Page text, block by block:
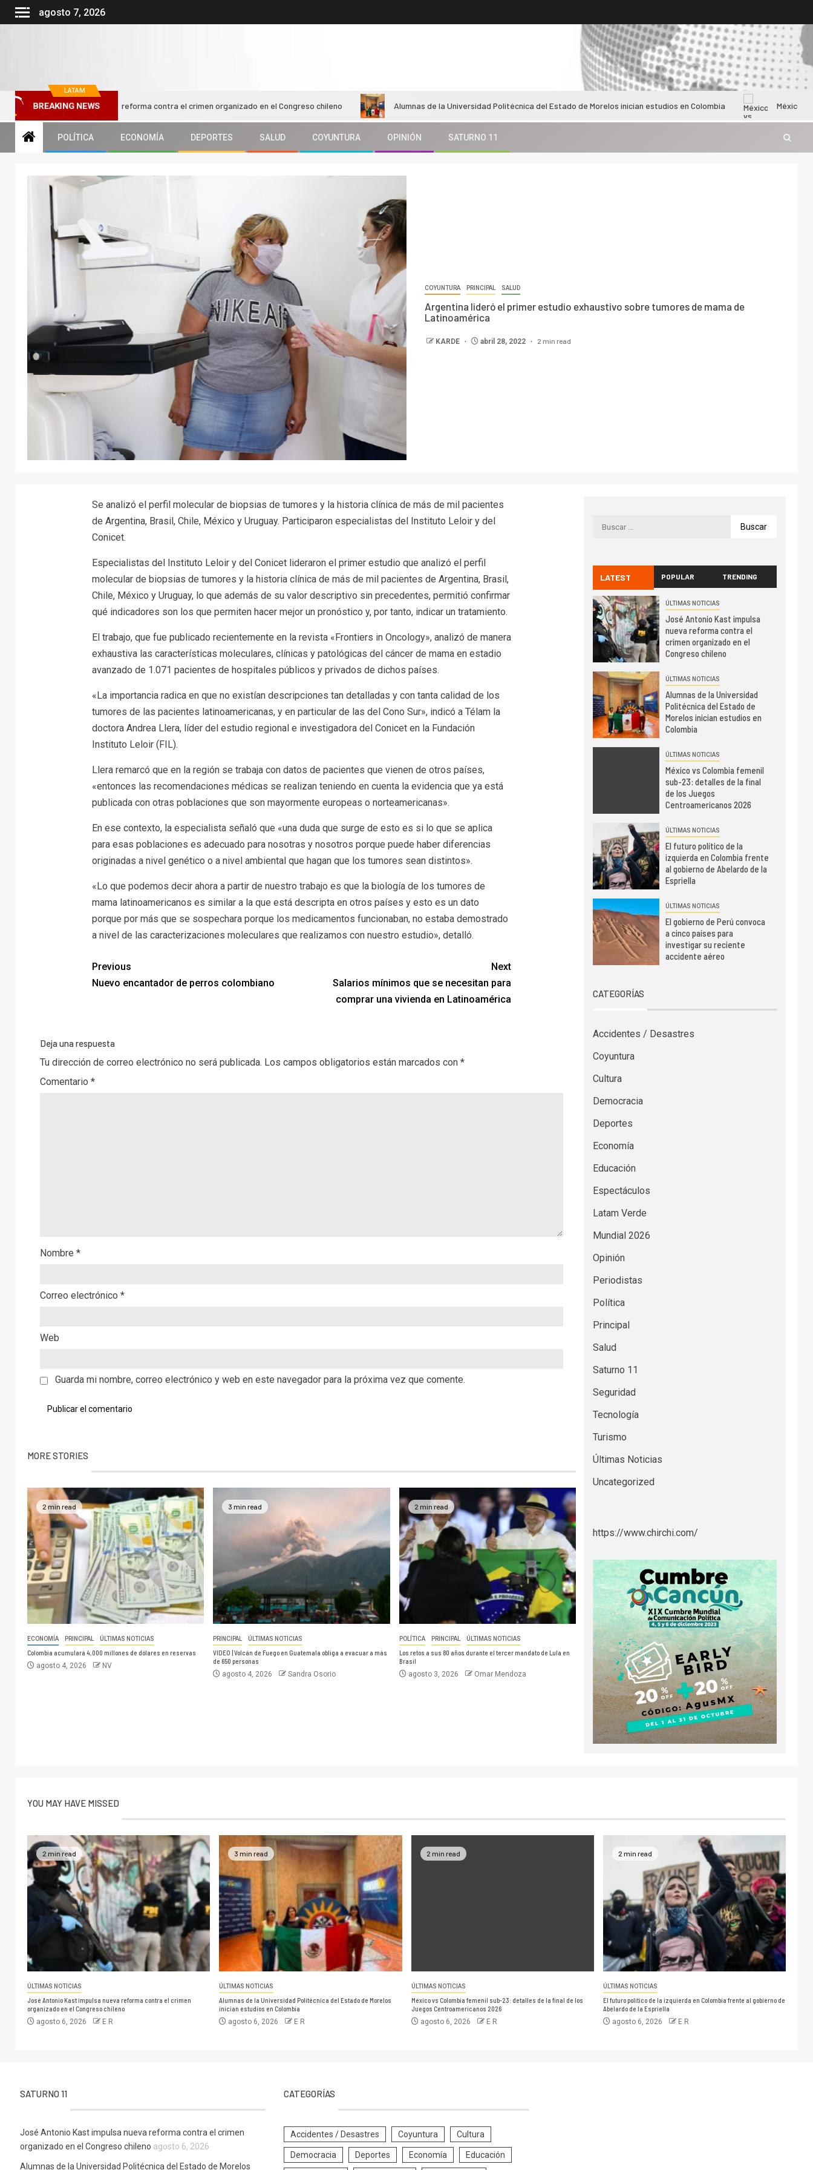
agosto 7, 2026
LATAM
BREAKING NEWS
Kast impulsa nueva reforma contra el crimen organizado en el Congreso chileno Alumnas de la Universidad Politécnica del Estado de Morelos inician estudios en Colombia México vs
POLÍTICA ECONOMÍA DEPORTES SALUD COYUNTURA OPINIÓN SATURNO 11
COYUNTURA PRINCIPAL SALUD
Argentina lideró el primer estudio exhaustivo sobre tumores de mama de
Latinoamérica
KARDE abril 28, 2022 2 min read
Se analizó el perfil molecular de biopsias de tumores y la historia clínica de más de mil pacientes
de Argentina, Brasil, Chile, México y Uruguay. Participaron especialistas del Instituto Leloir y del
Conicet.
Especialistas del Instituto Leloir y del Conicet lideraron el primer estudio que analizó el perfil
molecular de biopsias de tumores y la historia clínica de más de mil pacientes de Argentina, Brasil,
Chile, México y Uruguay, lo que además de su valor descriptivo sin precedentes, permitió confirmar
qué indicadores son los que permiten hacer mejor un pronóstico y, por tanto, indicar un tratamiento.
El trabajo, que fue publicado recientemente en la revista «Frontiers in Oncology», analizó de manera
exhaustiva las características moleculares, clínicas y patológicas del cáncer de mama en estadio
avanzado de 1.071 pacientes de hospitales públicos y privados de dichos países.
«La importancia radica en que no existían descripciones tan detalladas y con tanta calidad de los
tumores de las pacientes latinoamericanas, y en particular de las del Cono Sur», indicó a Télam la
doctora Andrea Llera, líder del estudio regional e investigadora del Conicet en la Fundación
Instituto Leloir (FIL).
Llera remarcó que en la región se trabaja con datos de pacientes que vienen de otros países,
«entonces las recomendaciones médicas se realizan teniendo en cuenta la evidencia que ya está
publicada con otras poblaciones que son mayormente europeas o norteamericanas».
En ese contexto, la especialista señaló que «una duda que surge de esto es si lo que se aplica
para esas poblaciones es adecuado para nosotras y nosotros porque puede haber diferencias
originadas a nivel genético o a nivel ambiental que hagan que los tumores sean distintos».
«Lo que podemos decir ahora a partir de nuestro trabajo es que la biología de los tumores de
mama latinoamericanos es similar a la que está descripta en otros países y esto es un dato
porque por más que se sospechara porque los medicamentos funcionaban, no estaba demostrado
a nivel de las caracterizaciones moleculares que realizamos con nuestro estudio», detalló.
Previous
Nuevo encantador de perros colombiano
Next
Salarios mínimos que se necesitan para
comprar una vivienda en Latinoamérica
Deja una respuesta
Tu dirección de correo electrónico no será publicada. Los campos obligatorios están marcados con *
Comentario *
Nombre *
Correo electrónico *
Web
Guarda mi nombre, correo electrónico y web en este navegador para la próxima vez que comente.
MORE STORIES
2 min read
ECONOMÍA PRINCIPAL ÚLTIMAS NOTICIAS
Colombia acumulará 4,000 millones de dólares en reservas
agosto 4, 2026 NV
3 min read
PRINCIPAL ÚLTIMAS NOTICIAS
VIDEO | Volcán de Fuego en Guatemala obliga a evacuar a más
de 650 personas
agosto 4, 2026 Sandra Osorio
2 min read
POLÍTICA PRINCIPAL ÚLTIMAS NOTICIAS
Los retos a sus 80 años durante el tercer mandato de Lula en
Brasil
agosto 3, 2026 Omar Mendoza
LATEST POPULAR TRENDING
ÚLTIMAS NOTICIAS
José Antonio Kast impulsa
nueva reforma contra el
crimen organizado en el
Congreso chileno
ÚLTIMAS NOTICIAS
Alumnas de la Universidad
Politécnica del Estado de
Morelos inician estudios en
Colombia
ÚLTIMAS NOTICIAS
México vs Colombia femenil
sub-23: detalles de la final
de los Juegos
Centroamericanos 2026
ÚLTIMAS NOTICIAS
El futuro político de la
izquierda en Colombia frente
al gobierno de Abelardo de la
Espriella
ÚLTIMAS NOTICIAS
El gobierno de Perú convoca
a cinco países para
investigar su reciente
accidente aéreo
CATEGORÍAS
Accidentes / Desastres
Coyuntura
Cultura
Democracia
Deportes
Economía
Educación
Espectáculos
Latam Verde
Mundial 2026
Opinión
Periodistas
Política
Principal
Salud
Saturno 11
Seguridad
Tecnología
Turismo
Últimas Noticias
Uncategorized
https://www.chirchi.com/
YOU MAY HAVE MISSED
2 min read
ÚLTIMAS NOTICIAS
José Antonio Kast impulsa nueva reforma contra el crimen
organizado en el Congreso chileno
agosto 6, 2026 E R
3 min read
ÚLTIMAS NOTICIAS
Alumnas de la Universidad Politécnica del Estado de Morelos
inician estudios en Colombia
agosto 6, 2026 E R
2 min read
ÚLTIMAS NOTICIAS
México vs Colombia femenil sub-23: detalles de la final de los
Juegos Centroamericanos 2026
agosto 6, 2026 E R
2 min read
ÚLTIMAS NOTICIAS
El futuro político de la izquierda en Colombia frente al gobierno de
Abelardo de la Espriella
agosto 6, 2026 E R
SATURNO 11
José Antonio Kast impulsa nueva reforma contra el crimen
organizado en el Congreso chileno agosto 6, 2026
Alumnas de la Universidad Politécnica del Estado de Morelos
CATEGORÍAS
Accidentes / Desastres Coyuntura Cultura
Democracia Deportes Economía Educación